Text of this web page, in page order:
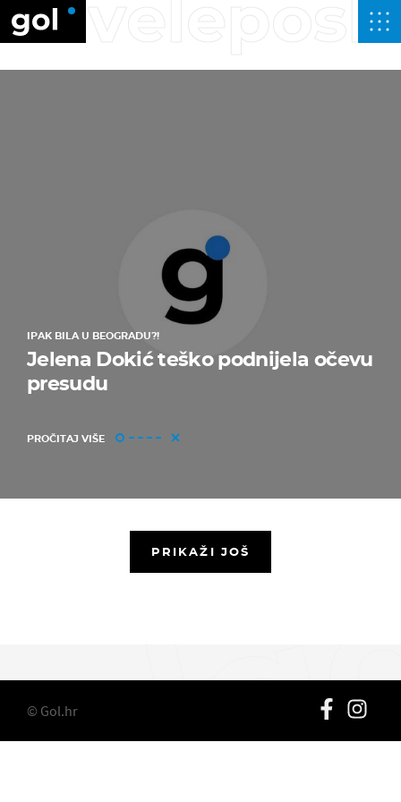
IPAK BILA U BEOGRADU?!
Jelena Dokić teško podnijela očevu
presudu
PROČITAJ VIŠE
PRIKAŽI JOŠ
© Gol.hr